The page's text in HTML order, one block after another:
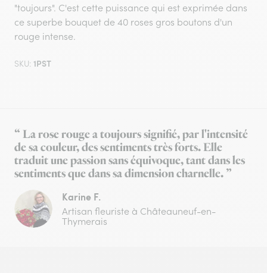
"toujours". C'est cette puissance qui est exprimée dans
ce superbe bouquet de 40 roses gros boutons d'un
rouge intense.
SKU: 1PST
“ La rose rouge a toujours signifié, par l'intensité
de sa couleur, des sentiments très forts. Elle
traduit une passion sans équivoque, tant dans les
sentiments que dans sa dimension charnelle. ”
Karine F.
Artisan fleuriste à Châteauneuf-en-
Thymerais